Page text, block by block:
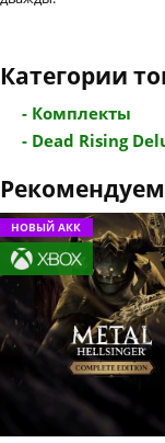
Категории
- Комплекты
- Dead Rising
НОВЫЙ АКК